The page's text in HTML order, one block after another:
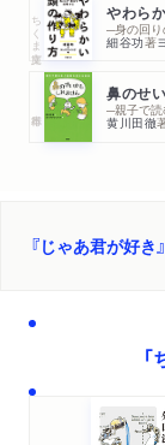
ちくま文庫 やわら
─身の回り
細谷功著
鼻のせ
─親子で
黄川田徹
『じゃあ君が好き